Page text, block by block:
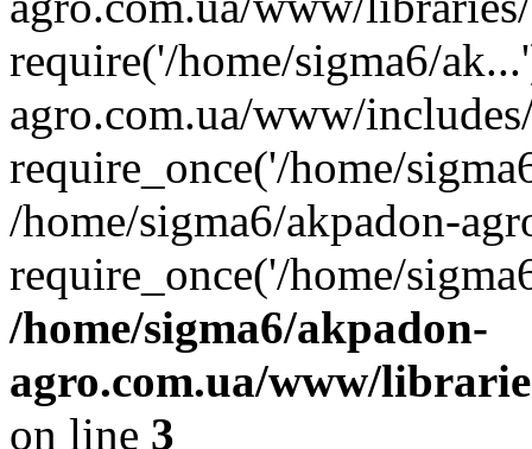
require('/home/sigma6/
agro.com.ua/www/
require_once('/home/
/home/sigma6/akpadon-
require_once('/home/
/home/sigma6/akpadon-
agro.com.ua/www/
on line 3